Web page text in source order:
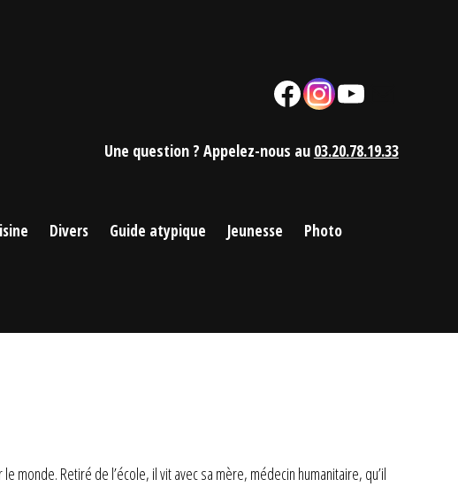
FacebookInstagramYouTube
Une question ? Appelez-nous au 03.20.78.19.33
Divers Guide atypique Jeunesse Photo
monde. Retiré de l’école, il vit avec sa mère, médecin humanitaire, qu’il